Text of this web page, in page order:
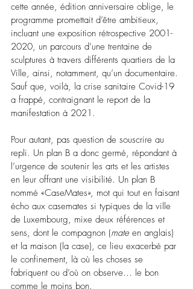
cette année, édition anniversaire oblige, le
programme promettait d’être ambitieux,
incluant une exposition rétrospective 2001-
2020, un parcours d’une trentaine de
sculptures à travers différents quartiers de la
Ville, ainsi, notamment, qu’un documentaire.
Sauf que, voilà, la crise sanitaire Covid-19
a frappé, contraignant le report de la
manifestation à 2021.
Pour autant, pas question de souscrire au
repli. Un plan B a donc germé, répondant à
l’urgence de soutenir les arts et les artistes
en leur offrant une visibilité. Un plan B
nommé «CaseMates», mot qui tout en faisant
écho aux casemates si typiques de la ville
de Luxembourg, mixe deux références et
sens, dont le compagnon (mate en anglais)
et la maison (la case), ce lieu exacerbé par
le confinement, là où les choses se
fabriquent ou d’où on observe… le bon
comme le moins bon.